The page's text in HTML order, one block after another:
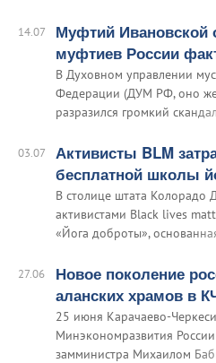
карантинный режим в
мужской колонии № 13…
14.07
Муфтий Ивановской
муфтиев России
В Духовном управлении
Федерации (ДУМ РФ, оно
разразился громкий
Ивановской области 72-
Заместитель Гайнутдина
Islam News предрек Ляпину
дословно…
03.07
Активисты BLM
бесплатной школы
В столице штата Колорадо
активистами Black lives
«Йога доброты»,
обвинив руководство в
27.06
Новое поколение
аланских храмов в
25 июня Карачаево-
Минэкономразвития
замминистра Михаилом